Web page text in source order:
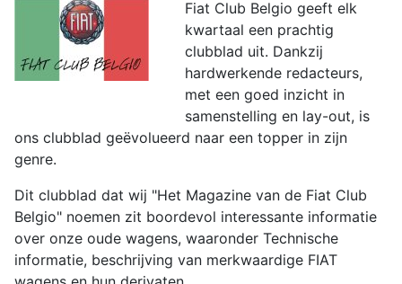
Fiat Club Belgio geeft elk
kwartaal een prachtig
clubblad uit. Dankzij
hardwerkende redacteurs,
met een goed inzicht in
samenstelling en lay-out, is
ons clubblad geëvolueerd naar een topper in zijn
genre.
Dit clubblad dat wij "Het Magazine van de Fiat Club
Belgio" noemen zit boordevol interessante informatie
over onze oude wagens, waaronder Technische
informatie, beschrijving van merkwaardige FIAT